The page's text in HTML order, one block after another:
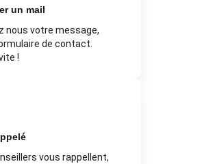
un mail
nous votre message,
de contact.
!
vous rappellent,